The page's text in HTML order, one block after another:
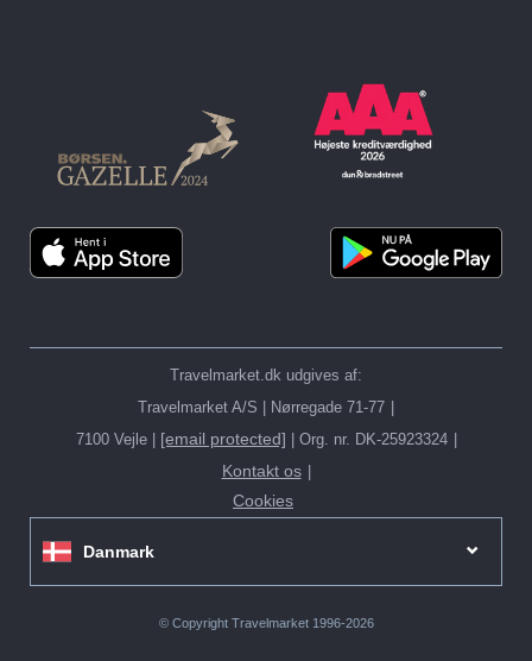
Travelmarket.dk udgives af:
Travelmarket A/S | Nørregade 71-77
7100 Vejle | [email protected] | Org. nr. DK-25923324
Kontakt os
Cookies
Danmark
© Copyright Travelmarket 1996-2026